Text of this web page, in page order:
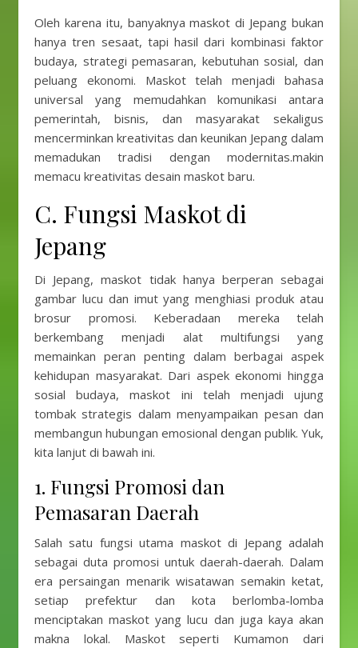
Oleh karena itu, banyaknya maskot di Jepang bukan
hanya tren sesaat, tapi hasil dari kombinasi faktor
budaya, strategi pemasaran, kebutuhan sosial, dan
peluang ekonomi. Maskot telah menjadi bahasa
universal yang memudahkan komunikasi antara
pemerintah, bisnis, dan masyarakat sekaligus
mencerminkan kreativitas dan keunikan Jepang dalam
memadukan tradisi dengan modernitas.makin
memacu kreativitas desain maskot baru.
C. Fungsi Maskot di
Jepang
Di Jepang, maskot tidak hanya berperan sebagai
gambar lucu dan imut yang menghiasi produk atau
brosur promosi. Keberadaan mereka telah
berkembang menjadi alat multifungsi yang
memainkan peran penting dalam berbagai aspek
kehidupan masyarakat. Dari aspek ekonomi hingga
sosial budaya, maskot ini telah menjadi ujung
tombak strategis dalam menyampaikan pesan dan
membangun hubungan emosional dengan publik. Yuk,
kita lanjut di bawah ini.
1. Fungsi Promosi dan
Pemasaran Daerah
Salah satu fungsi utama maskot di Jepang adalah
sebagai duta promosi untuk daerah-daerah. Dalam
era persaingan menarik wisatawan semakin ketat,
setiap prefektur dan kota berlomba-lomba
menciptakan maskot yang lucu dan juga kaya akan
makna lokal. Maskot seperti Kumamon dari